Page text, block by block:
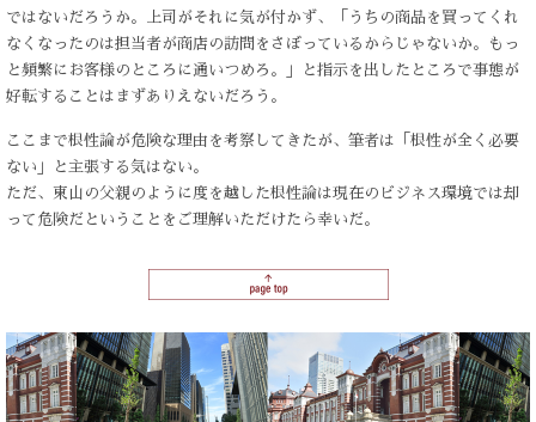
ではないだろうか。上司がそれに気が付かず、「うちの商品を買ってくれ
なくなったのは担当者が商店の訪問をさぼっているからじゃないか。もっ
と頻繁にお客様のところに通いつめろ。」と指示を出したところで事態が
好転することはまずありえないだろう。
ここまで根性論が危険な理由を考察してきたが、筆者は「根性が全く必要
ない」と主張する気はない。
ただ、東山の父親のように度を越した根性論は現在のビジネス環境では却
って危険だということをご理解いただけたら幸いだ。